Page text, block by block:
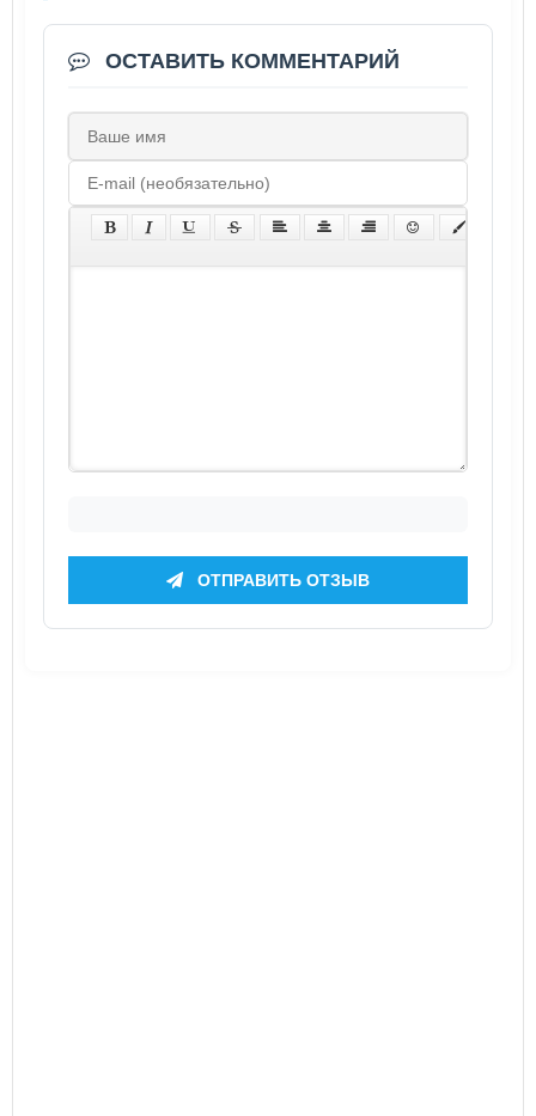
ОСТАВИТЬ КОММЕНТАРИЙ
ОТПРАВИТЬ ОТЗЫВ